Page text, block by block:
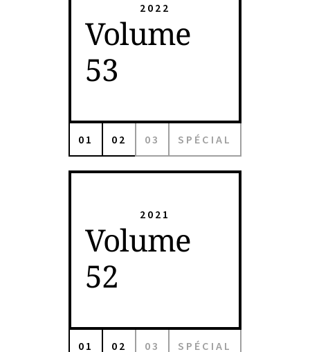
2022
Volume
53
01 02 03 SPÉCIAL
2021
Volume
52
01 02 03 SPÉCIAL